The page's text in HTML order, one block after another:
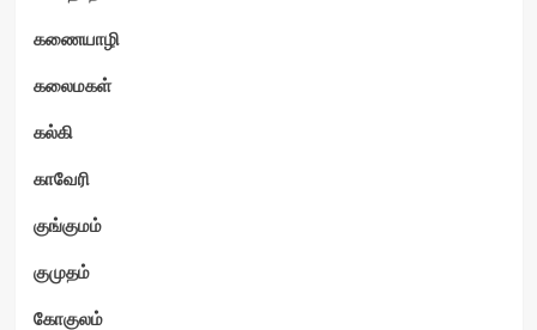
கணையாழி
கலைமகள்
கல்கி
காவேரி
குங்குமம்
குமுதம்
கோகுலம்